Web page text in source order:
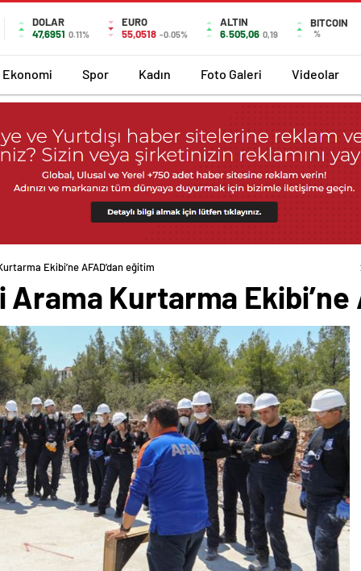
DOLAR
47,6951 0.11%
EURO
55,0518 -0.05%
ALTIN
6.505,06 0,19
BITCOIN
%
Ekonomi Spor Kadın Foto Galeri Videolar
Ekibi’ne AFAD’dan eğitim
Kurtarma Ekibi’ne